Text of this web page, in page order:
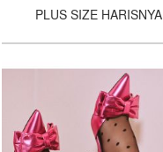
PLUS SIZE HARISNYA